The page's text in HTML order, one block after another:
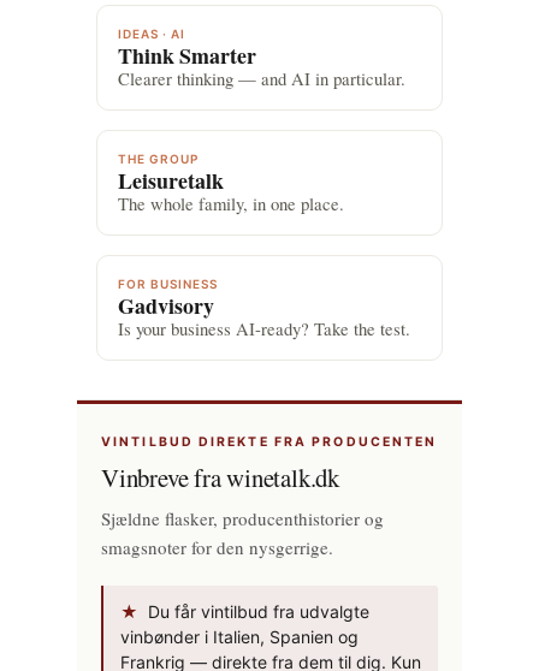
IDEAS · AI
Think Smarter
Clearer thinking — and AI in particular.
THE GROUP
Leisuretalk
The whole family, in one place.
FOR BUSINESS
Gadvisory
Is your business AI-ready? Take the test.
VINTILBUD DIREKTE FRA PRODUCENTEN
Vinbreve fra winetalk.dk
Sjældne flasker, producenthistorier og
smagsnoter for den nysgerrige.
★
Du får vintilbud fra udvalgte
vinbønder i Italien, Spanien og
Frankrig — direkte fra dem til dig. Kun